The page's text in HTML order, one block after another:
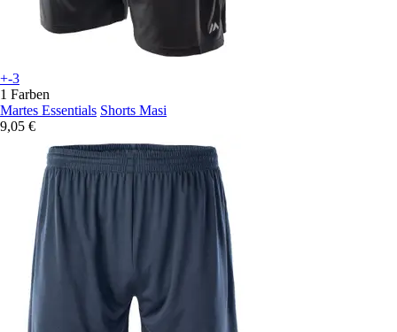
+-3
1 Farben
Martes Essentials Shorts Masi
9,05 €